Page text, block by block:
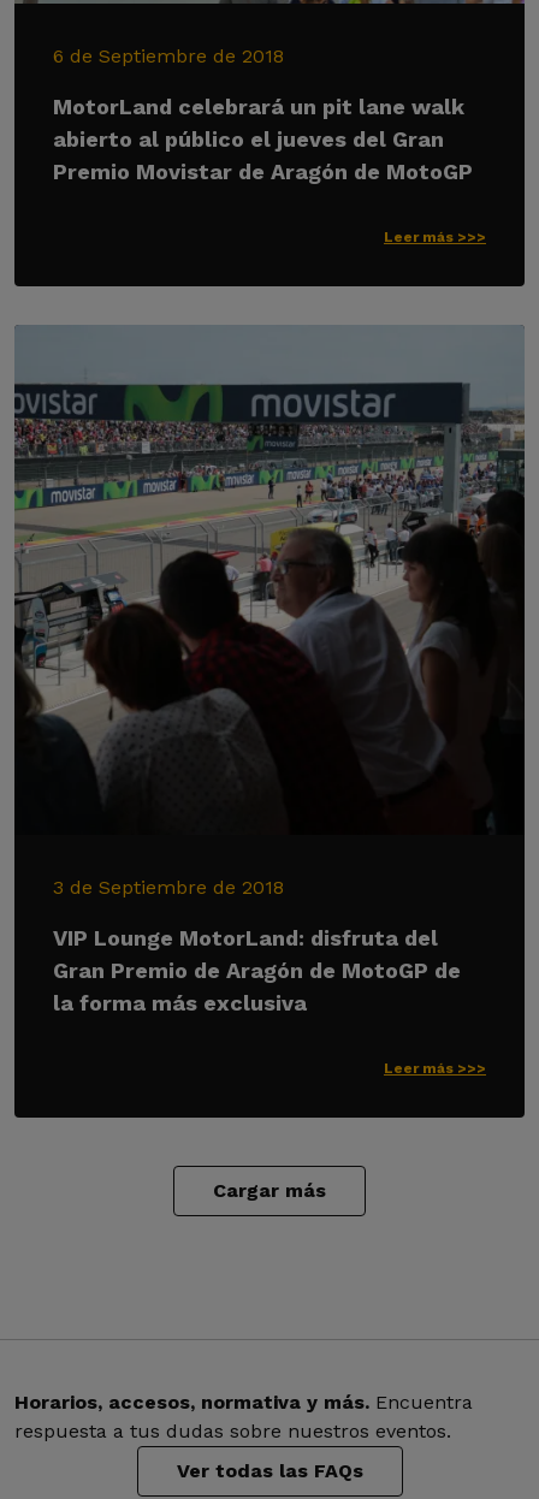
6 de Septiembre de 2018
MotorLand celebrará un pit lane walk
abierto al público el jueves del Gran
Premio Movistar de Aragón de MotoGP
Leer más >>>
3 de Septiembre de 2018
VIP Lounge MotorLand: disfruta del
Gran Premio de Aragón de MotoGP de
la forma más exclusiva
Leer más >>>
Cargar más
Horarios, accesos, normativa y más. Encuentra
respuesta a tus dudas sobre nuestros eventos.
Ver todas las FAQs